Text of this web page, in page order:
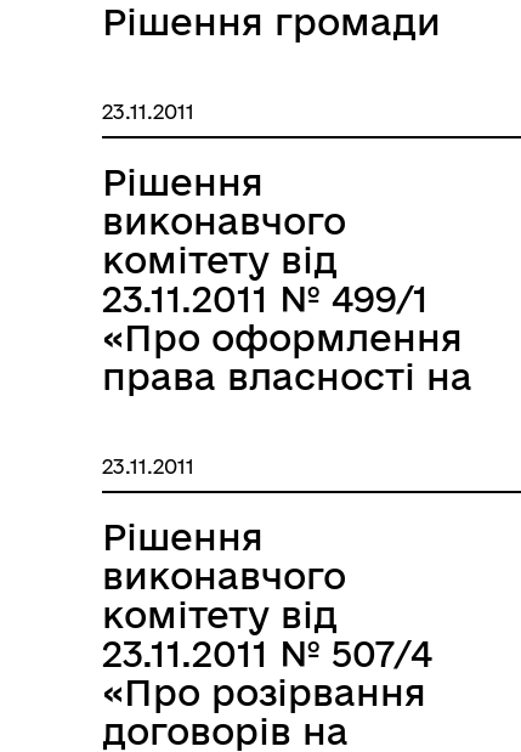
БЮДЖЕТ
МІСТОБУДУВАННЯ
Рішення громади
23.11.2011
Рішення
виконавчого
комітету від
23.11.2011 № 499/1
«Про оформлення
права власності на
корпусів №2 та №3
по
вул.Набережній,19
м.Запоріжжі за ПП
“Діапазон”»
23.11.2011
Рішення
виконавчого
комітету від
23.11.2011 № 507/4
«Про розірвання
договорів на